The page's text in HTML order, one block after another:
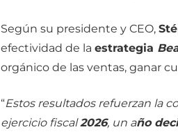
Según su presidente y CEO,
efectividad de la estrategia
orgánico de las ventas, ganar
“Estos resultados refuerzan la
ejercicio fiscal2026, un año